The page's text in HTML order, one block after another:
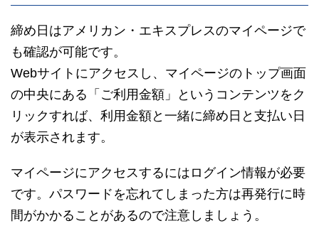
締め日はアメリカン・エキスプレスのマイページで
も確認が可能です。
Webサイトにアクセスし、マイページのトップ画面
の中央にある「ご利用金額」というコンテンツをク
リックすれば、利用金額と一緒に締め日と支払い日
が表示されます。
マイページにアクセスするにはログイン情報が必要
です。パスワードを忘れてしまった方は再発行に時
間がかかることがあるので注意しましょう。